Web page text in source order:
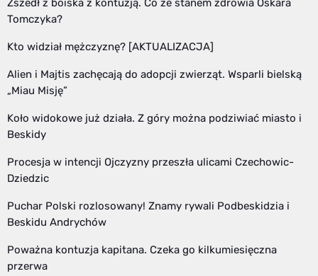
Zszedł z boiska z kontuzją. Co ze stanem zdrowia Oskara
Tomczyka?
Kto widział mężczyznę? [AKTUALIZACJA]
Alien i Majtis zachęcają do adopcji zwierząt. Wsparli bielską
„Miau Misję”
Koło widokowe już działa. Z góry można podziwiać miasto i
Beskidy
Procesja w intencji Ojczyzny przeszła ulicami Czechowic-
Dziedzic
Puchar Polski rozlosowany! Znamy rywali Podbeskidzia i
Beskidu Andrychów
Poważna kontuzja kapitana. Czeka go kilkumiesięczna
przerwa